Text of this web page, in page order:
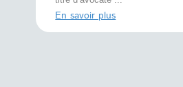
En savoir plus